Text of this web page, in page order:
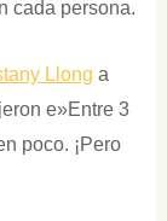
cada persona.
Llong a
e»Entre 3
poco. ¡Pero